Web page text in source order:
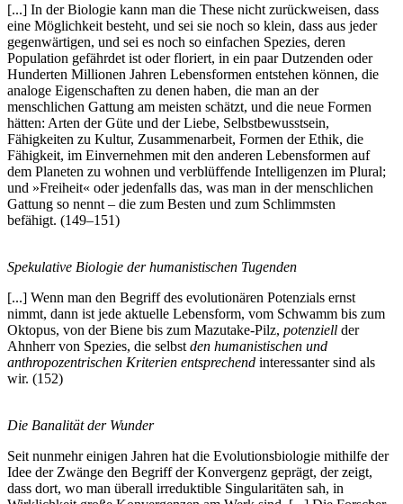
[...] In der Biologie kann man die These nicht zurückweisen, dass
eine Möglichkeit besteht, und sei sie noch so klein, dass aus jeder
gegenwärtigen, und sei es noch so einfachen Spezies, deren
Population gefährdet ist oder floriert, in ein paar Dutzenden oder
Hunderten Millionen Jahren Lebensformen entstehen können, die
analoge Eigenschaften zu denen haben, die man an der
menschlichen Gattung am meisten schätzt, und die neue Formen
hätten: Arten der Güte und der Liebe, Selbstbewusstsein,
Fähigkeiten zu Kultur, Zusammenarbeit, Formen der Ethik, die
Fähigkeit, im Einvernehmen mit den anderen Lebensformen auf
dem Planeten zu wohnen und verblüffende Intelligenzen im Plural;
und »Freiheit« oder jedenfalls das, was man in der menschlichen
Gattung so nennt – die zum Besten und zum Schlimmsten
befähigt. (149–151)
Spekulative Biologie der humanistischen Tugenden
[...] Wenn man den Begriff des evolutionären Potenzials ernst
nimmt, dann ist jede aktuelle Lebensform, vom Schwamm bis zum
Oktopus, von der Biene bis zum Mazutake-Pilz, potenziell der
Ahnherr von Spezies, die selbst den humanistischen und
anthropozentrischen Kriterien entsprechend interessanter sind als
wir. (152)
Die Banalität der Wunder
Seit nunmehr einigen Jahren hat die Evolutionsbiologie mithilfe der
Idee der Zwänge den Begriff der Konvergenz geprägt, der zeigt,
dass dort, wo man überall irreduktible Singularitäten sah, in